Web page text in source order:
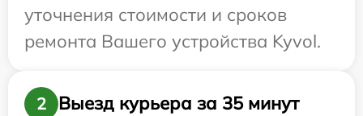
уточнения стоимости и сроков
ремонта Вашего устройства Kyvol.
2
Выезд курьера за 35 минут